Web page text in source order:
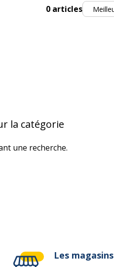
0 articlesTrier
la catégorie
une recherche.
Les magasins